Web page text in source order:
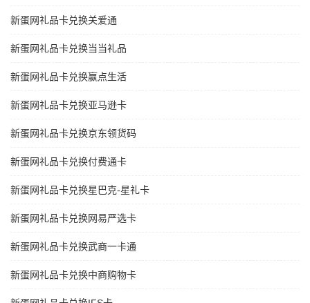
新蛋网礼品卡兑换关爱通
新蛋网礼品卡兑换当当礼品
新蛋网礼品卡兑换赢点生活
新蛋网礼品卡兑换亚马逊卡
新蛋网礼品卡兑换京东领货码
新蛋网礼品卡兑换付费通卡
新蛋网礼品卡兑换星巴克-星礼卡
新蛋网礼品卡兑换网易严选卡
新蛋网礼品卡兑换武商一卡通
新蛋网礼品卡兑换中商购物卡